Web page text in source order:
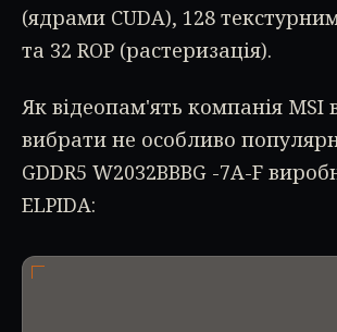
(ядрами CUDA), 128
та 32 ROP (растеризація).
Як відеопам'ять компанія MSI
вибрати не особливо
GDDR5 W2032BBBG -7A-F
ELPIDA: